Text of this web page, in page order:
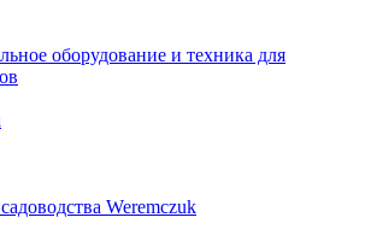
оборудование и техника для
Weremczuk